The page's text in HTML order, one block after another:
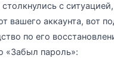
с
вашего аккаунта, вот
по его
«Забыл пароль»: